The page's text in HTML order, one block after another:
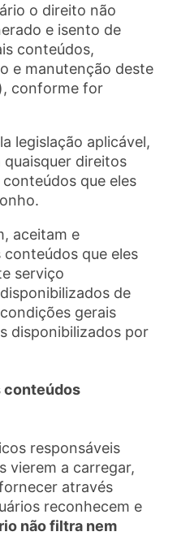
o direito não
e isento de
conteúdos,
e manutenção deste
conforme for
legislação aplicável,
quaisquer direitos
que eles
aceitam e
que eles
serviço
de
gerais
disponibilizados por
conteúdos
responsáveis
vierem a carregar,
através
reconhecem e
não filtra nem